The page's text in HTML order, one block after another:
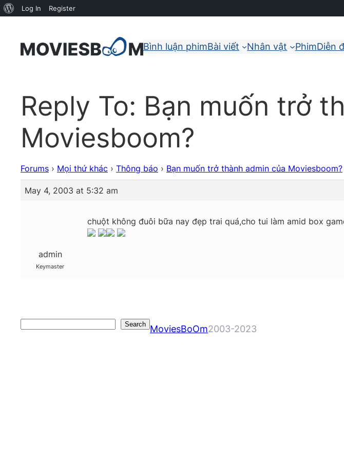
Bình luận phimBài viết Nhân vật PhimDiễn
Reply To: Bạn muốn trở
Moviesboom?
Forums › Mọi thứ khác › Thông báo › Bạn muốn trở thành admin của Moviesboom?
May 4, 2003 at 5:32 am
admin
Keymaster
chuột không đuôi bữa nay đẹp trai quá,cho tui làm amid box
Search MoviesBoOm2003-2023
About
Log In Register